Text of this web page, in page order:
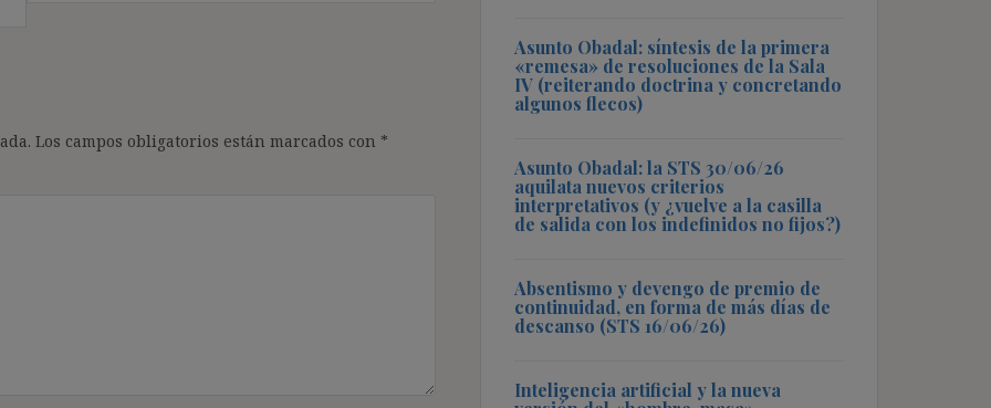
Los campos obligatorios están marcados con *
Asunto Obadal: síntesis de la primera
«remesa» de resoluciones de la Sala
IV (reiterando doctrina y concretando
algunos flecos)
Asunto Obadal: la STS 30/06/26
aquilata nuevos criterios
interpretativos (y ¿vuelve a la casilla
de salida con los indefinidos no fijos?)
Absentismo y devengo de premio de
continuidad, en forma de más días de
descanso (STS 16/06/26)
Inteligencia artificial y la nueva